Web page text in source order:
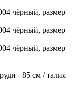
- 85 см / талия